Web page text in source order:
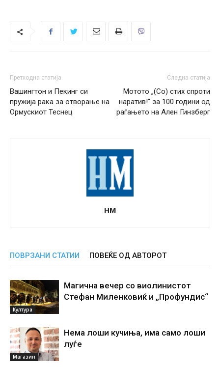
Претходна статија
Вашингтон и Пекинг си
пружија рака за отворање на
Ормускиот Теснец
Следна статија
Мотото „(Со) стих спроти
наратив!“ за 100 години од
раѓањето на Ален Гинзберг
НМ
ПОВРЗАНИ СТАТИИ ПОВЕЌЕ ОД АВТОРОТ
Култура
Магична вечер со виолинистот
Стефан Миленковиќ и „Профундис“
Магазин
Нема лоши кучиња, има само лоши
луѓе